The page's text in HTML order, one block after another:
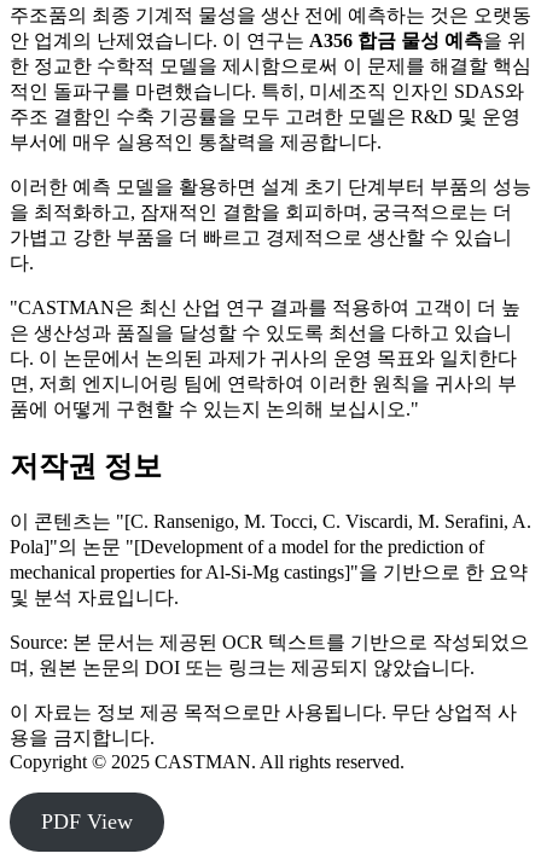
주조품의 최종 기계적 물성을 생산 전에 예측하는 것은 오랫동
안 업계의 난제였습니다. 이 연구는 A356 합금 물성 예측을 위
한 정교한 수학적 모델을 제시함으로써 이 문제를 해결할 핵심
적인 돌파구를 마련했습니다. 특히, 미세조직 인자인 SDAS와
주조 결함인 수축 기공률을 모두 고려한 모델은 R&D 및 운영
부서에 매우 실용적인 통찰력을 제공합니다.
이러한 예측 모델을 활용하면 설계 초기 단계부터 부품의 성능
을 최적화하고, 잠재적인 결함을 회피하며, 궁극적으로는 더
가볍고 강한 부품을 더 빠르고 경제적으로 생산할 수 있습니
다.
"CASTMAN은 최신 산업 연구 결과를 적용하여 고객이 더 높
은 생산성과 품질을 달성할 수 있도록 최선을 다하고 있습니
다. 이 논문에서 논의된 과제가 귀사의 운영 목표와 일치한다
면, 저희 엔지니어링 팀에 연락하여 이러한 원칙을 귀사의 부
품에 어떻게 구현할 수 있는지 논의해 보십시오."
저작권 정보
이 콘텐츠는 "[C. Ransenigo, M. Tocci, C. Viscardi, M. Serafini, A.
Pola]"의 논문 "[Development of a model for the prediction of
mechanical properties for Al-Si-Mg castings]"을 기반으로 한 요약
및 분석 자료입니다.
Source: 본 문서는 제공된 OCR 텍스트를 기반으로 작성되었으
며, 원본 논문의 DOI 또는 링크는 제공되지 않았습니다.
이 자료는 정보 제공 목적으로만 사용됩니다. 무단 상업적 사
용을 금지합니다.
Copyright © 2025 CASTMAN. All rights reserved.
PDF View